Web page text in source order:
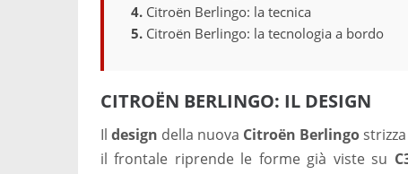
Citroën Berlingo: la tecnica
Citroën Berlingo: la tecnologia a bordo
CITROËN BERLINGO: IL DESIGN
Il design della nuova Citroën Berlingo
il frontale riprende le forme già viste su